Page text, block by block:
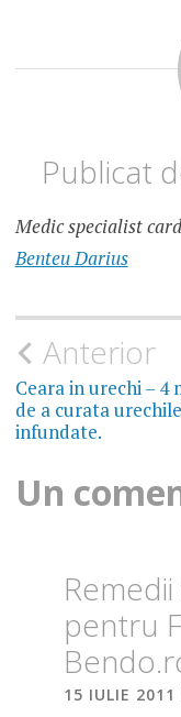
HAMEI
MEDICINALI
SANGERARE
VARICE
VARICE
TRATAMENT
VARICE
TRATAMENTE
VARICE
Publicat
Medic specialist
Benteu Darius
Navigare
în
articole
Anterior
Ceara in urechi – 4
de a curata
infundate.
Un
pentru
15 IULIE 2011